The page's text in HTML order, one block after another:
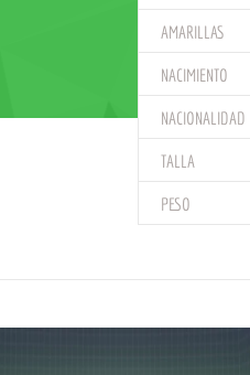
AMARILLAS
NACIMIENTO
NACIONALIDAD
TALLA
PESO